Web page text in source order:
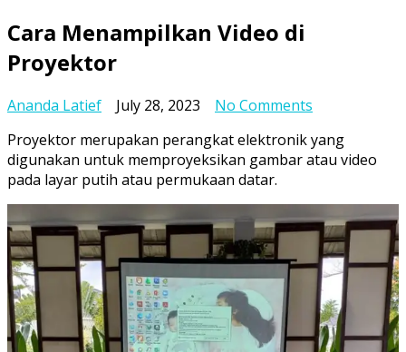
Cara Menampilkan Video di
Proyektor
Ananda Latief July 28, 2023 No Comments
Menampilkan
Video
Proyektor
Proyektor merupakan perangkat elektronik yang
digunakan untuk memproyeksikan gambar atau video
pada layar putih atau permukaan datar.